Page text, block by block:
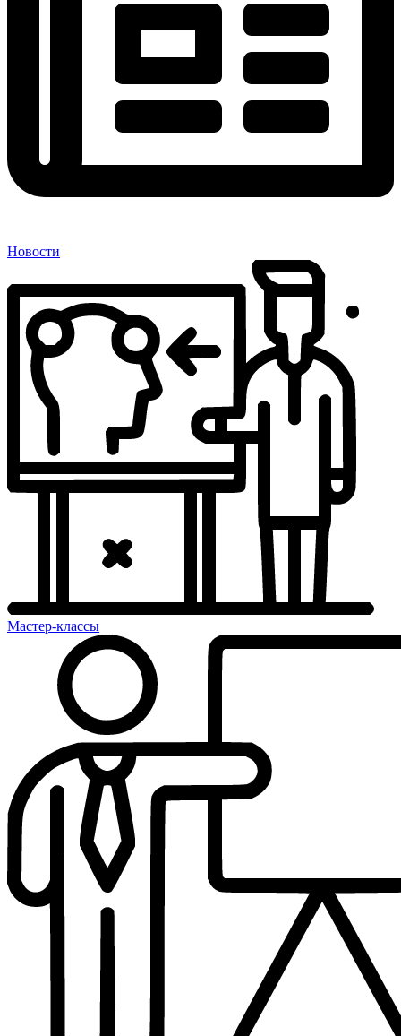
Новости
Мастер-классы